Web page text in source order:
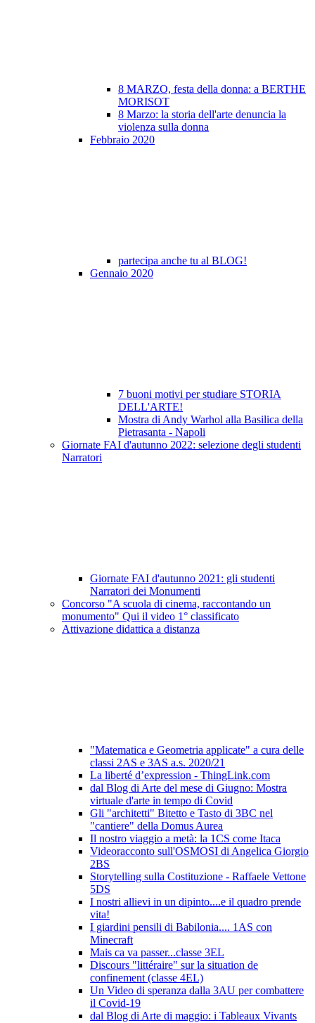
8 MARZO, festa della donna: a BERTHE
MORISOT
8 Marzo: la storia dell'arte denuncia la
violenza sulla donna
Febbraio 2020
partecipa anche tu al BLOG!
Gennaio 2020
7 buoni motivi per studiare STORIA
DELL'ARTE!
Mostra di Andy Warhol alla Basilica della
Pietrasanta - Napoli
Giornate FAI d'autunno 2022: selezione degli studenti
Narratori
Giornate FAI d'autunno 2021: gli studenti
Narratori dei Monumenti
Concorso "A scuola di cinema, raccontando un
monumento" Qui il video 1° classificato
Attivazione didattica a distanza
"Matematica e Geometria applicate" a cura delle
classi 2AS e 3AS a.s. 2020/21
La liberté d’expression - ThingLink.com
dal Blog di Arte del mese di Giugno: Mostra
virtuale d'arte in tempo di Covid
Gli "architetti" Bitetto e Tasto di 3BC nel
"cantiere" della Domus Aurea
Il nostro viaggio a metà: la 1CS come Itaca
Videoracconto sull'OSMOSI di Angelica Giorgio
2BS
Storytelling sulla Costituzione - Raffaele Vettone
5DS
I nostri allievi in un dipinto....e il quadro prende
vita!
I giardini pensili di Babilonia.... 1AS con
Minecraft
Mais ca va passer...classe 3EL
Discours "littéraire" sur la situation de
confinement (classe 4EL)
Un Video di speranza dalla 3AU per combattere
il Covid-19
dal Blog di Arte di maggio: i Tableaux Vivants